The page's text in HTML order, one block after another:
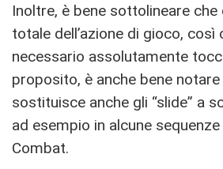
Inoltre, è bene sottolineare
totale dell’azione di gioco, così
necessario assolutamente
proposito, è anche bene
sostituisce anche gli “slide” a
ad esempio in alcune
Combat.